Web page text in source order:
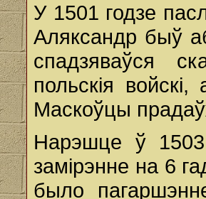
У 1501 годзе
Аляксандр быў
спадзяваўся
польскія
Маскоўцы
Нарэшце ў
замірэнне на 6
было